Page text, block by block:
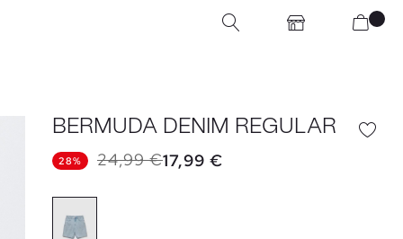
BERMUDA DENIM REGULAR
28% 24,99 €17,99 €